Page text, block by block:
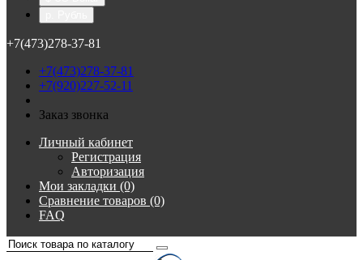
+7(473)278-37-81
+7(473)278-37-81
+7(920)227-52-11
Заказ звонка
Личный кабинет
Регистрация
Авторизация
Мои закладки (0)
Сравнение товаров (0)
FAQ